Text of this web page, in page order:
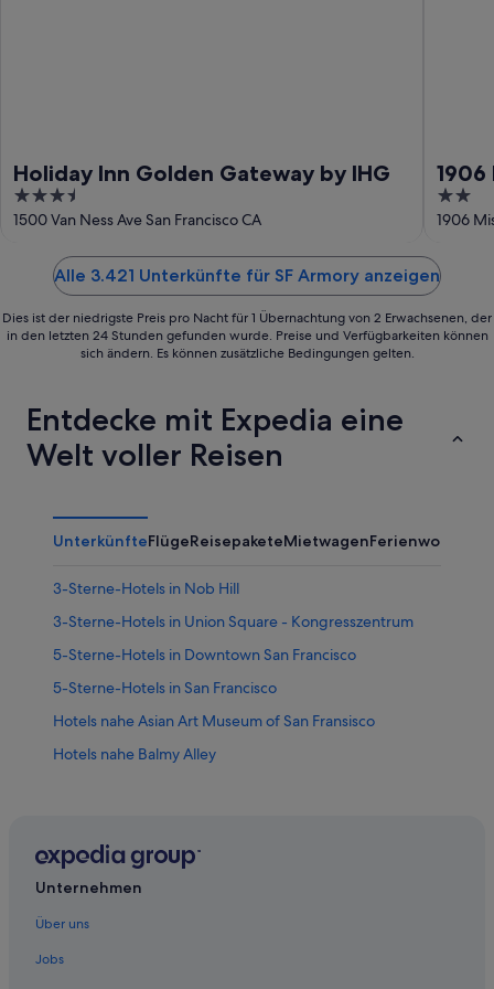
Holiday Inn Golden Gateway by IHG
3.5
out
1500 Van Ness Ave San Francisco CA
1906
2
out
5
1906
Alle 3.421 Unterkünfte für SF Armory anzeigen
Dies ist der niedrigste Preis pro Nacht für 1 Übernachtung von 2 Erwachsenen, der
in den letzten 24 Stunden gefunden wurde. Preise und Verfügbarkeiten können
sich ändern. Es können zusätzliche Bedingungen gelten.
Entdecke mit Expedia eine
Welt voller Reisen
UnterkünfteFlügeReisepaketeMietwagen
3-Sterne-Hotels in Nob Hill
3-Sterne-Hotels in Union Square - Kongresszentrum
5-Sterne-Hotels in Downtown San Francisco
5-Sterne-Hotels in San Francisco
Hotels nahe Asian Art Museum of San Fransisco
Hotels nahe Balmy Alley
Civic Center: Hotels
All-Inclusive- in Downtown San Francisco
Boutique- in Downtown San Francisco
Familien in Downtown San Francisco
Unternehmen
Über uns
Jobs